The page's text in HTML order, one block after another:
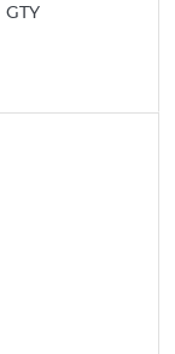
GTY